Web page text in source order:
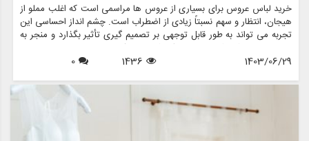
خرید لباس عروس برای بسیاری از عروس ها مراسمی است که اغلب مملو از
هیجان، انتظار و سهم نسبتاً زیادی از اضطراب است. چشم انداز احساسی این
تجربه می تواند به طور قابل توجهی بر تصمیم گیری تأثیر بگذارد و منجر به
انتخاب هایی شود که نه تنها سبک شخصی بلکه عوامل روانی عمیق تری را
نیز منعکس می کند. در این مقاله، روانشناسی خرید لباس عروس، چگونگی
چرخچی در این فرآیند پیچیده را بررسی خواهیم کرد.
1403/06/29
1436
0